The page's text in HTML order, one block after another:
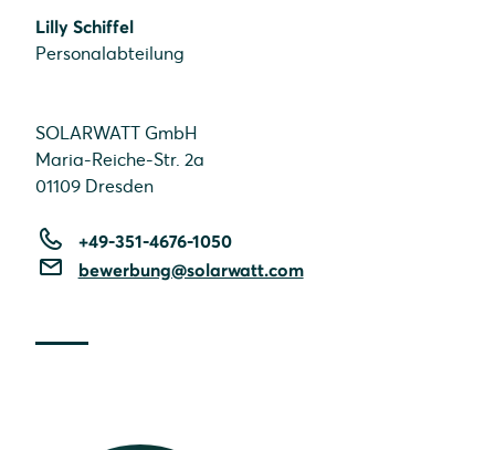
Lilly Schiffel
Personalabteilung
SOLARWATT GmbH
Maria-Reiche-Str. 2a
01109 Dresden
+49-351-4676-1050
bewerbung@solarwatt.com